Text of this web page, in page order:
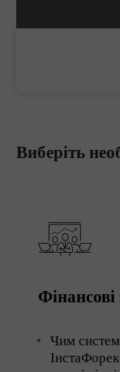
Виберіть
Чим